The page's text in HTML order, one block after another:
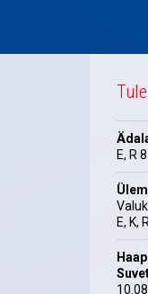
E, R
E, K,